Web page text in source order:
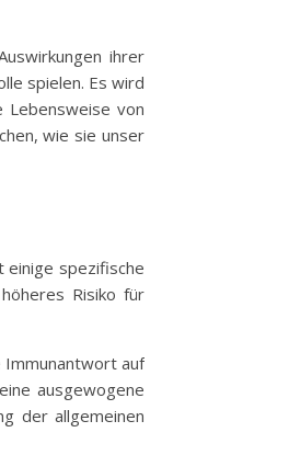
ihrer
spielen. Es wird
Lebensweise von
wie sie unser
einige spezifische
Risiko für
Immunantwort auf
ausgewogene
der allgemeinen